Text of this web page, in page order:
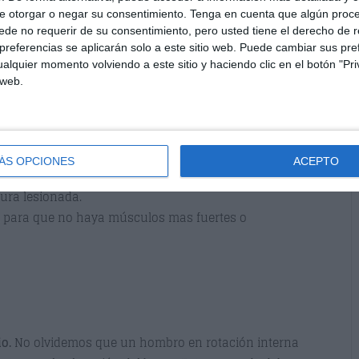
otorgar o negar su consentimiento. Tenga en cuenta que algún
no requerir de su consentimiento, pero usted tiene el derecho de
se aplicarán solo a este sitio web. Puede cambiar sus
momento volviendo a este sitio y haciendo clic en el botón
OPCIONES ACEPTO
. Tenemos que pensar que a partir de los 90
acompaña al húmero en todos sus
con poca movilidad, siempre producirá lesiones
lesionados.
que intervienen en el movimiento del hombro.
el ejercicio en la semana.
lesionada.
que no haya músculos mas fuertes o
No olvidemos que un hombro en rotación interna